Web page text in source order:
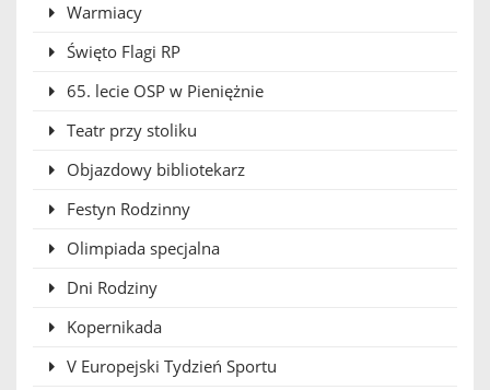
Warmiacy
Święto Flagi RP
65. lecie OSP w Pieniężnie
Teatr przy stoliku
Objazdowy bibliotekarz
Festyn Rodzinny
Olimpiada specjalna
Dni Rodziny
Kopernikada
V Europejski Tydzień Sportu